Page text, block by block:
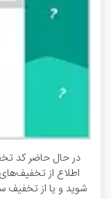
در حال حاضر کد
اطلاع از
شوید و یا از تخفیف